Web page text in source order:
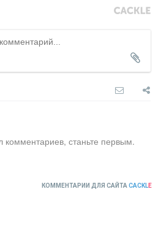
комментариев, станьте первым.
КОММЕНТАРИИ ДЛЯ САЙТА CACKLE